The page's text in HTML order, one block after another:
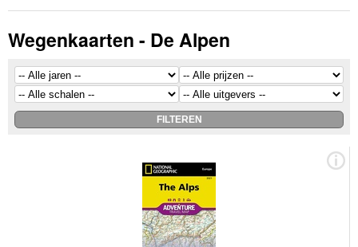
Wegenkaarten - De Alpen